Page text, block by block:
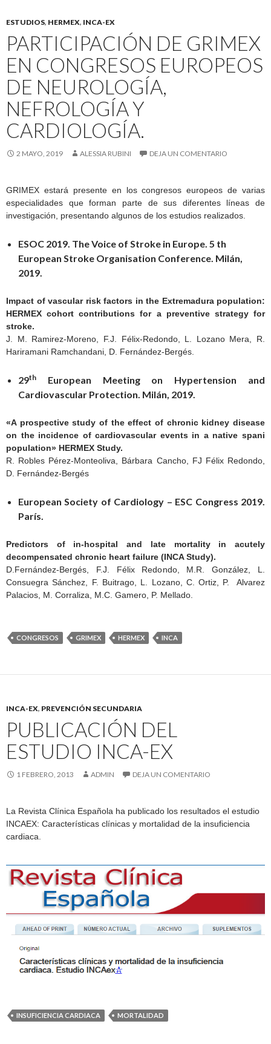
ESTUDIOS, HERMEX, INCA-EX
PARTICIPACIÓN DE GRIMEX
EN CONGRESOS EUROPEOS
DE NEUROLOGÍA,
NEFROLOGÍA Y
CARDIOLOGÍA.
2 MAYO, 2019 ALESSIA RUBINI DEJA UN COMENTARIO
GRIMEX estará presente en los congresos europeos de varias
especialidades que forman parte de sus diferentes líneas de
investigación, presentando algunos de los estudios realizados.
ESOC 2019. The Voice of Stroke in Europe. 5 th
European Stroke Organisation Conference. Milán,
2019.
Impact of vascular risk factors in the Extremadura population:
HERMEX cohort contributions for a preventive strategy for
stroke.
J. M. Ramirez-Moreno, F.J. Félix-Redondo, L. Lozano Mera, R.
Hariramani Ramchandani, D. Fernández-Bergés.
29th
European Meeting on Hypertension and
Cardiovascular Protection. Milán, 2019.
«A prospective study of the effect of chronic kidney disease
on the incidence of cardiovascular events in a native spani
population» HERMEX Study.
R. Robles Pérez-Monteoliva, Bárbara Cancho, FJ Félix Redondo,
D. Fernández-Bergés
European Society of Cardiology – ESC Congress 2019.
París.
Predictors of in-hospital and late mortality in acutely
decompensated chronic heart failure (INCA Study).
D.Fernández-Bergés, F.J. Félix Redondo, M.R. González, L.
Consuegra Sánchez, F. Buitrago, L. Lozano, C. Ortiz, P. Alvarez
Palacios, M. Corraliza, M.C. Gamero, P. Mellado.
CONGRESOS GRIMEX HERMEX INCA
INCA-EX, PREVENCIÓN SECUNDARIA
PUBLICACIÓN DEL
ESTUDIO INCA-EX
1 FEBRERO, 2013 ADMIN DEJA UN COMENTARIO
La Revista Clínica Española ha publicado los resultados el estudio
INCAEX: Características clínicas y mortalidad de la insuficiencia
cardiaca.
INSUFICIENCIA CARDIACA MORTALIDAD